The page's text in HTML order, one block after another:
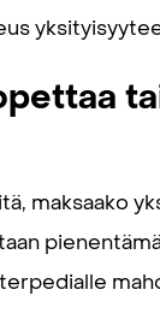
maksaako